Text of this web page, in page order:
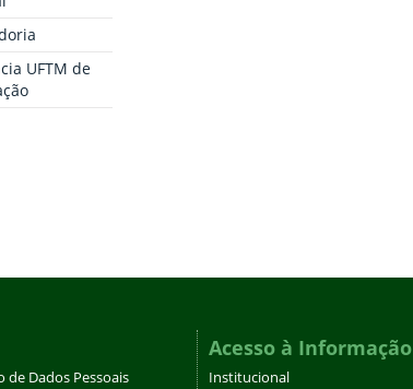
UFTM de
de Dados Pessoais
Acesso à Informação
Institucional